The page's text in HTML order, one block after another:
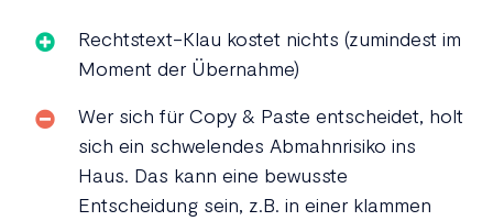
Rechtstext-Klau kostet nichts (zumindest im
Moment der Übernahme)
Wer sich für Copy & Paste entscheidet, holt
sich ein schwelendes Abmahnrisiko ins
Haus. Das kann eine bewusste
Entscheidung sein, z.B. in einer klammen